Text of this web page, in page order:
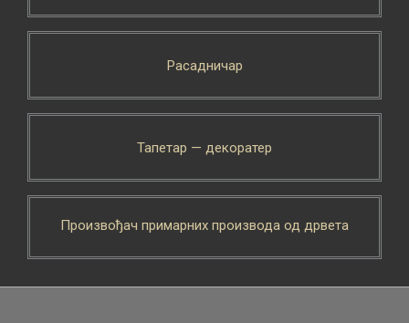
Расадничар
Тапетар — декоратер
Произвођач примарних производа од дрвета